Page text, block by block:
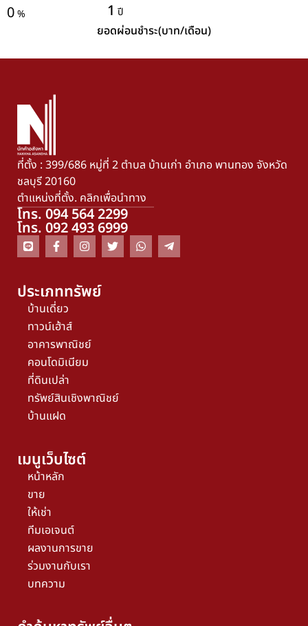
0% 1 ปี
ยอดผ่อนชำระ(บาท/เดือน)
ที่ตั้ง : 399/686 หมู่ที่ 2 ตำบล บ้านเก่า อำเภอ พานทอง จังหวัด
ชลบุรี 20160
ตำแหน่งที่ตั้ง. คลิกเพื่อนำทาง
โทร. 094 564 2299
โทร. 092 493 6999
ประเภททรัพย์
บ้านเดี่ยว
ทาวน์เฮ้าส์
อาคารพาณิชย์
คอนโดมิเนียม
ที่ดินเปล่า
ทรัพย์สินเชิงพาณิชย์
บ้านแฝด
เมนูเว็บไซต์
หน้าหลัก
ขาย
ให้เช่า
ทีมเอเจนต์
ผลงานการขาย
ร่วมงานกับเรา
บทความ